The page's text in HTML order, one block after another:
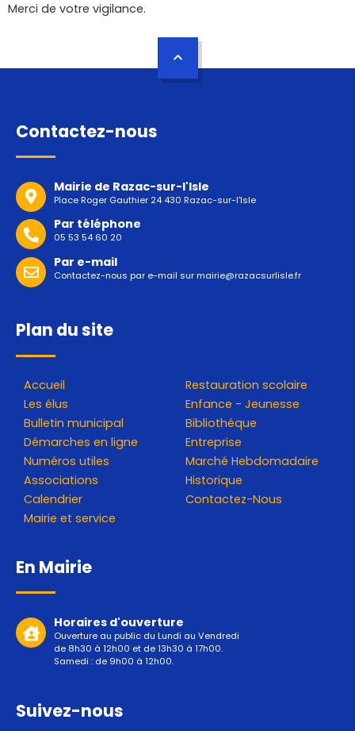
Merci de votre vigilance.
Contactez-nous
Mairie de Razac-sur-l'Isle
Place Roger Gauthier 24 430 Razac-sur-l'Isle
Par téléphone
05 53 54 60 20
Par e-mail
Contactez-nous par e-mail surmairie@razacsurlisle.fr
Plan du site
Accueil
Les élus
Bulletin municipal
Démarches en ligne
Numéros utiles
Associations
Calendrier
Mairie et service
Restauration scolaire
Enfance - Jeunesse
Bibliothéque
Entreprise
Marché Hebdomadaire
Historique
Contactez-Nous
En Mairie
Horaires d'ouverture
Ouverture au public du Lundi au Vendredi
de 8h30 à 12h00 et de 13h30 à 17h00.
Samedi : de 9h00 à 12h00.
Suivez-nous